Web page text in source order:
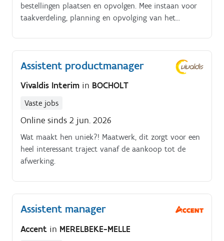
bestellingen plaatsen en opvolgen. Mee instaan voor
taakverdeling, planning en opvolging van het
het team ondersteunen tijdens drukke momenten
Assistent productmanager
Vivaldis Interim in BOCHOLT
Vaste jobs
Online sinds 2 jun. 2026
Wat maakt hen uniek?! Maatwerk, dit zorgt voor een
heel interessant traject vanaf de aankoop tot de
afwerking.
Assistent manager
Accent in MERELBEKE-MELLE